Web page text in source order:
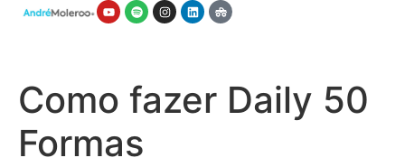
Como fazer Daily 50
Formas